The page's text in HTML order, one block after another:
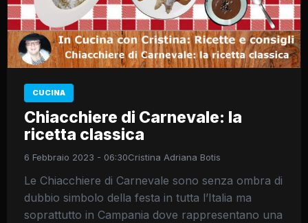
CUCINA
Chiacchiere di Carnevale: la
ricetta classica
6 Febbraio 2023 - 06:30Cristina Adriana Botis
Le Chiacchiere di Carnevale sono senza ombra di
dubbio simbolo della festa in tutta l’Italia ma
soprattutto in Campania dove rappresentano una